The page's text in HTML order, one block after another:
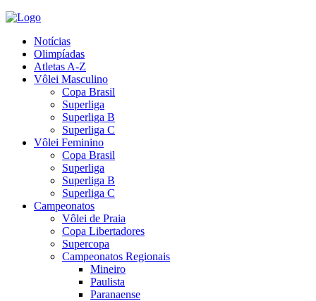
Notícias
Olimpíadas
Atletas A-Z
Vôlei Masculino
Copa Brasil
Superliga
Superliga B
Superliga C
Vôlei Feminino
Copa Brasil
Superliga
Superliga B
Superliga C
Campeonatos
Vôlei de Praia
Copa Libertadores
Supercopa
Campeonatos Regionais
Mineiro
Paulista
Paranaense